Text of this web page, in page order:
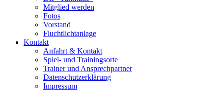
Mitglied werden
Fotos
Vorstand
Fluchtlichtanlage
Kontakt
Anfahrt & Kontakt
Spiel- und Trainingsorte
Trainer und Ansprechpartner
Datenschutzerklärung
Impressum